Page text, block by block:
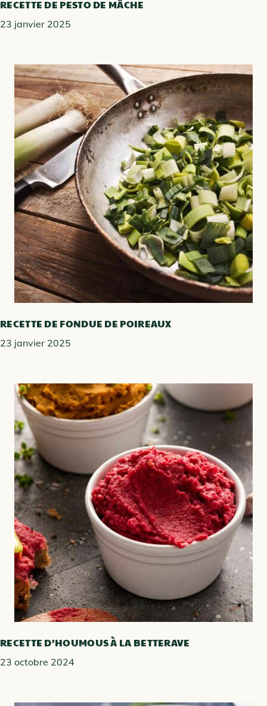
RECETTE DE PESTO DE MÂCHE
23 janvier 2025
RECETTE DE FONDUE DE POIREAUX
23 janvier 2025
RECETTE D’HOUMOUS À LA BETTERAVE
23 octobre 2024